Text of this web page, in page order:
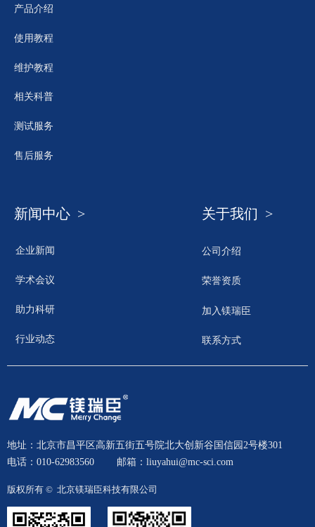
产品介绍
使用教程
维护教程
相关科普
测试服务
售后服务
新闻中心 >
企业新闻
学术会议
助力科研
行业动态
关于我们 >
公司介绍
荣誉资质
加入镁瑞臣
联系方式
版权所有 © 北京镁瑞臣科技有限公司
地址：北京市昌平区高新五街五号院北大创新谷国信园2号楼301
电话：010-62983560 邮箱：liuyahui@mc-sci.com